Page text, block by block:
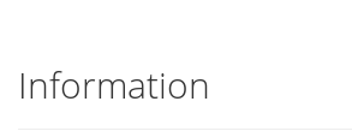
Information